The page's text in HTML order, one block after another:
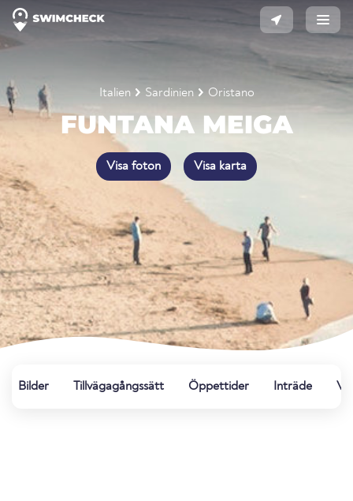
Italien Sardinien Oristano
FUNTANA MEIGA
Visa foton Visa karta
Bilder Tillvägagångssätt Öppettider Inträde